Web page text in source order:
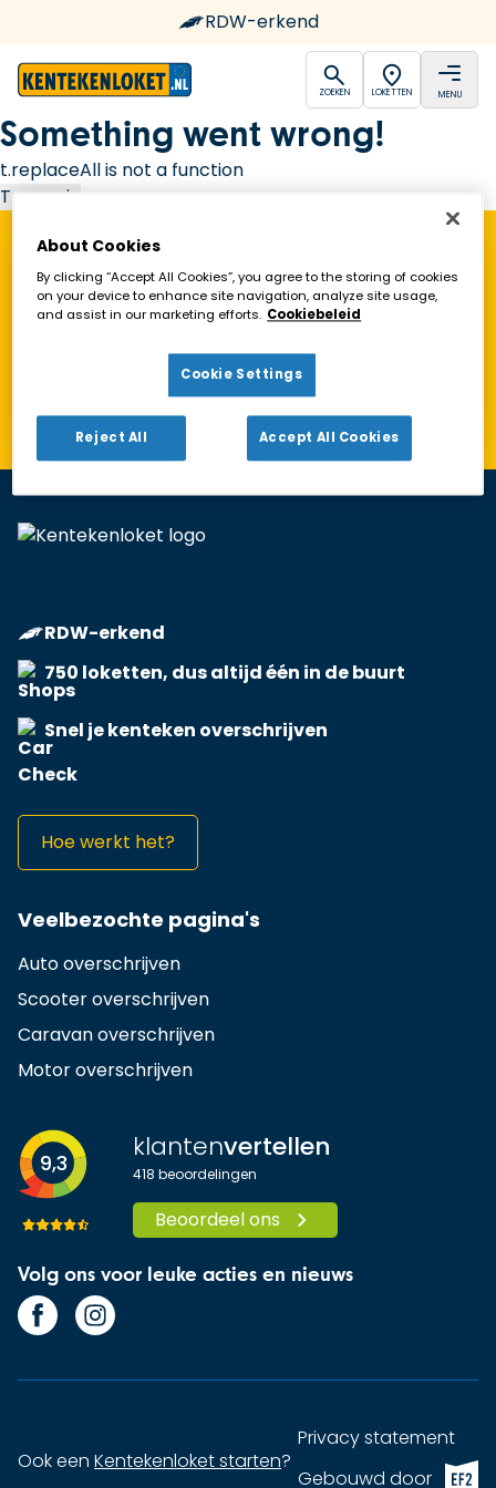
RDW-erkend
open
ZOEKEN LOKETTEN MENU
Something went wrong!
t.replaceAll is not a function
Try again
Vind een Kentekenloket in de buurt!
Toon alleen geopende loketten
RDW-erkend
750 loketten, dus altijd één in de buurt
Snel je kenteken overschrijven
Hoe werkt het?
Veelbezochte pagina's
Auto overschrijven
Scooter overschrijven
Caravan overschrijven
Motor overschrijven
9,3 klantenvertellen
418 beoordelingen
Beoordeel ons
Volg ons voor leuke acties en nieuws
Ook een Kentekenloket starten?
Privacy statement
Gebouwd doorEF2
About Cookies
By clicking “Accept All Cookies”, you agree to the storing of cookies
on your device to enhance site navigation, analyze site usage,
and assist in our marketing efforts. Cookiebeleid
Cookie Settings
Reject All Accept All Cookies